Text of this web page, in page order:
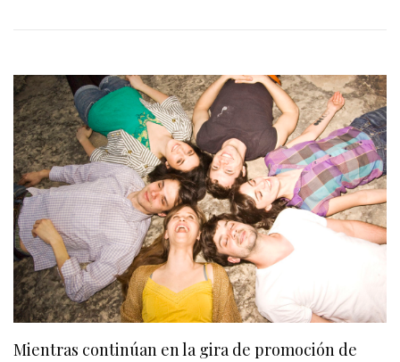
Mientras continúan en la gira de promoción de